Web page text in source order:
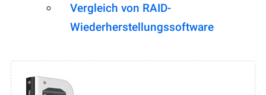
Vergleich von RAID-
Wiederherstellungssoftware